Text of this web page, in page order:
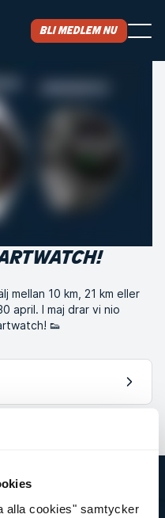
alla cookies" samtycker
Bli medlem nu
mellan 10 km, 21 km eller
april. I maj drar vi nio
👟